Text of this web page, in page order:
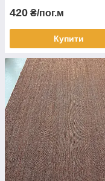
420 ₴/пог.м
Купити